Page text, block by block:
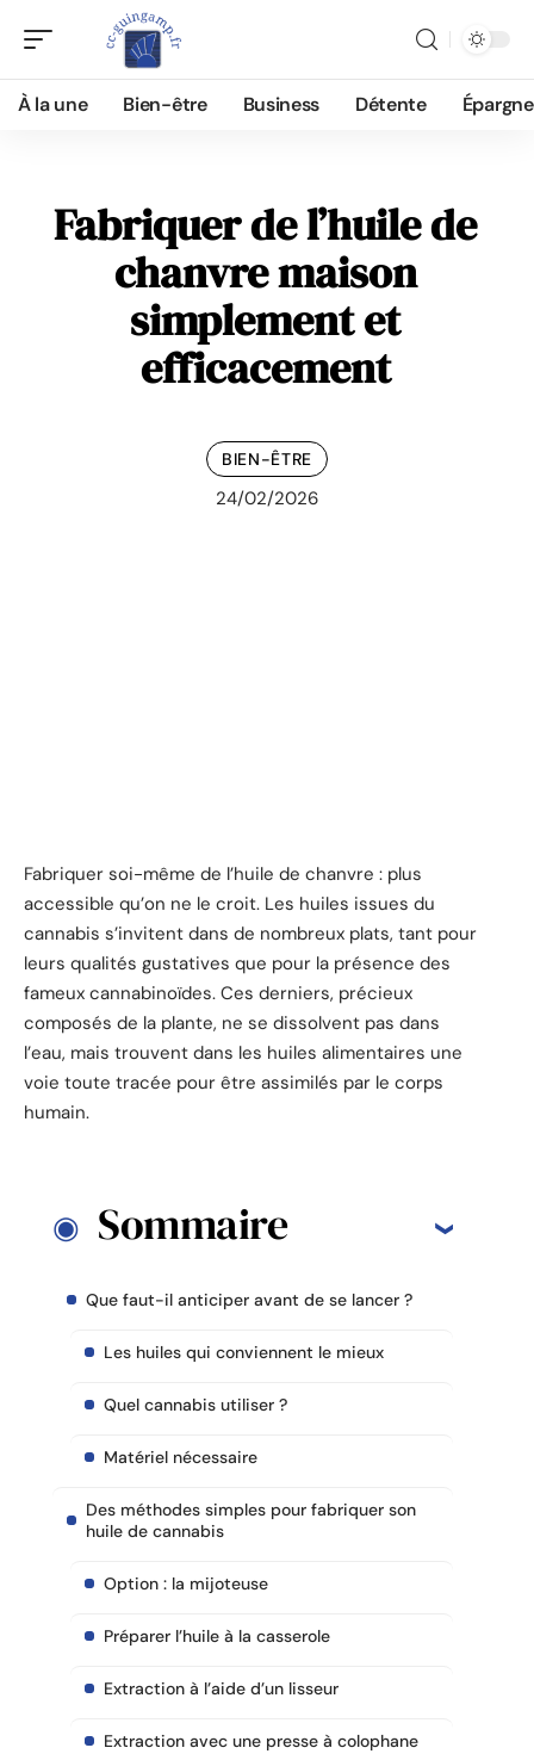
À la une Bien-être Business Détente Épargne
Fabriquer de l’huile de
chanvre maison
simplement et
efficacement
BIEN-ÊTRE
24/02/2026
Fabriquer soi-même de l’huile de chanvre : plus
accessible qu’on ne le croit. Les huiles issues du
cannabis s’invitent dans de nombreux plats, tant pour
leurs qualités gustatives que pour la présence des
fameux cannabinoïdes. Ces derniers, précieux
composés de la plante, ne se dissolvent pas dans
l’eau, mais trouvent dans les huiles alimentaires une
voie toute tracée pour être assimilés par le corps
humain.
Sommaire
Que faut-il anticiper avant de se lancer ?
Les huiles qui conviennent le mieux
Quel cannabis utiliser ?
Matériel nécessaire
Des méthodes simples pour fabriquer son
huile de cannabis
Option : la mijoteuse
Préparer l’huile à la casserole
Extraction à l’aide d’un lisseur
Extraction avec une presse à colophane